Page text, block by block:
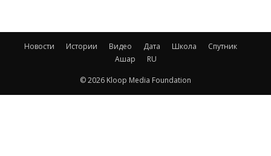
Новости Истории Видео Дата Школа
Спутник
Ашар
RU
© 2026 Kloop Media Foundation